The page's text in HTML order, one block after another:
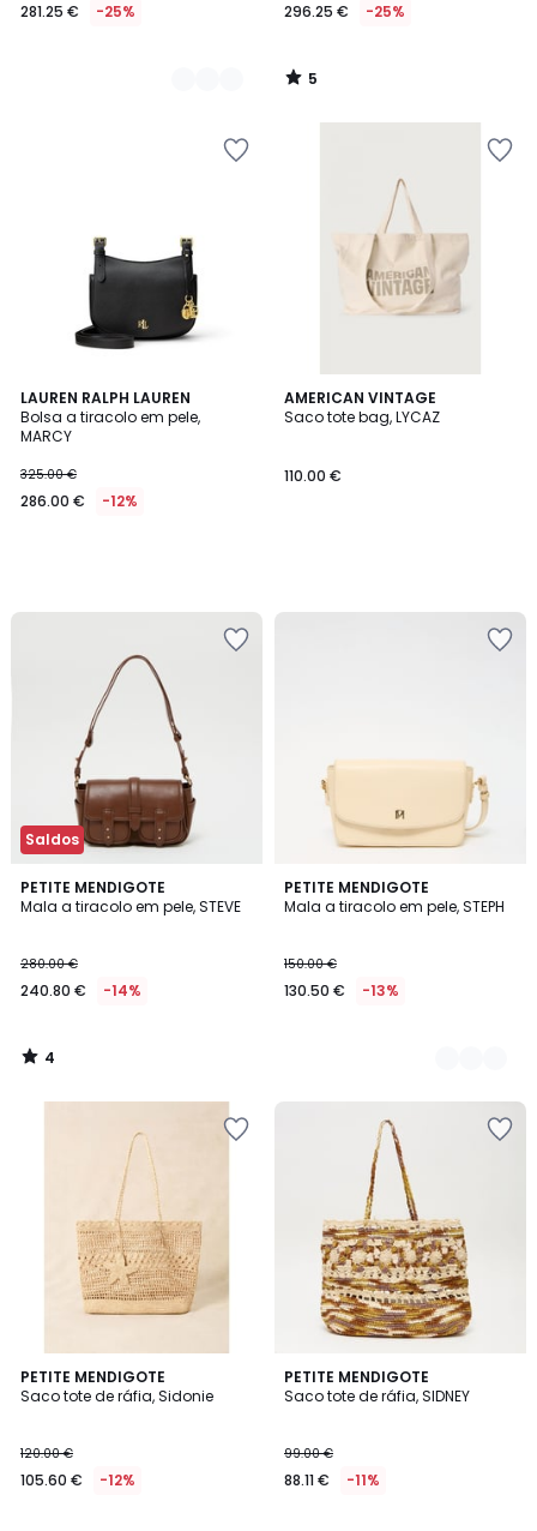
281.25 € -25% 296.25 € -25%
5
/
LAUREN RALPH LAUREN
Bolsa a tiracolo em pele,
MARCY
325.00 €
286.00 € -12%
AMERICAN VINTAGE
Saco tote bag, LYCAZ
110.00 €
Saldos
PETITE MENDIGOTE
Mala a tiracolo em pele, STEVE
280.00 €
240.80 € -14%
4
/
4
/
PETITE MENDIGOTE
Mala a tiracolo em pele, STEPH
150.00 €
130.50 € -13%
2
Cores
PETITE MENDIGOTE
Saco tote de ráfia, Sidonie
120.00 €
105.60 € -12%
PETITE MENDIGOTE
Saco tote de ráfia, SIDNEY
99.00 €
88.11 € -11%